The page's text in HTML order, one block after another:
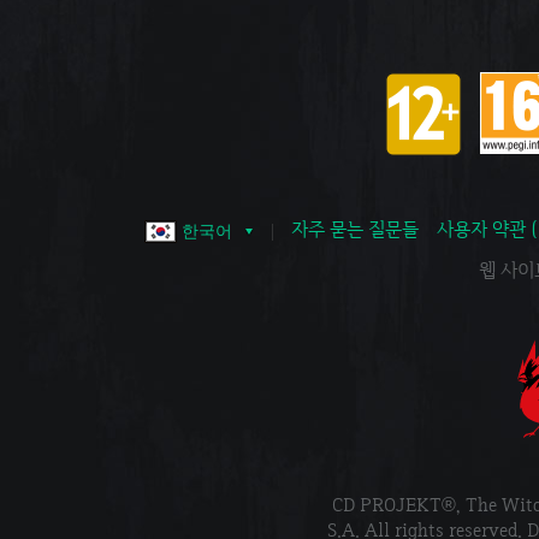
한국어 자주 묻는 질문들
사용자 약관
웹 사
CD PROJEKT®, The
S.A. All rights reserved.